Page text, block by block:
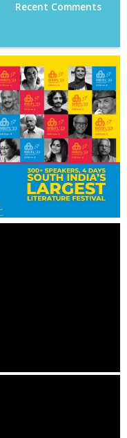
Recent Comments